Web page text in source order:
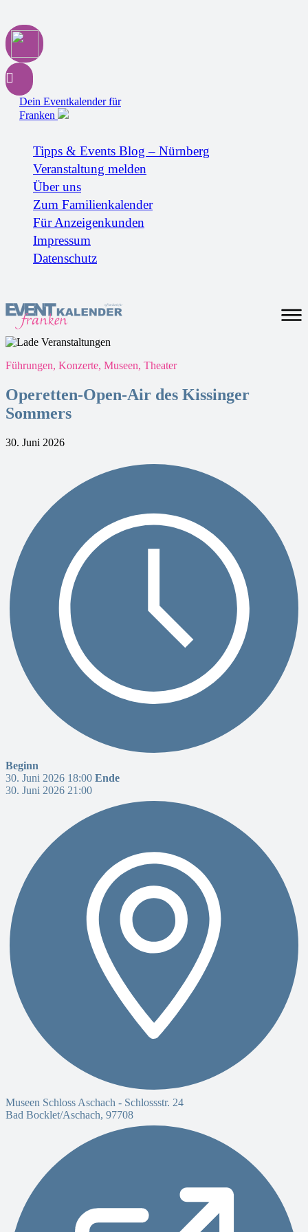
Dein Eventkalender für
Franken
Tipps & Events Blog – Nürnberg
Veranstaltung melden
Über uns
Zum Familienkalender
Für Anzeigenkunden
Impressum
Datenschutz
Führungen, Konzerte, Museen, Theater
Operetten-Open-Air des Kissinger
Sommers
30. Juni 2026
Beginn
30. Juni 2026 18:00 Ende
30. Juni 2026 21:00
Museen Schloss Aschach - Schlossstr. 24
Bad Bocklet/Aschach, 97708